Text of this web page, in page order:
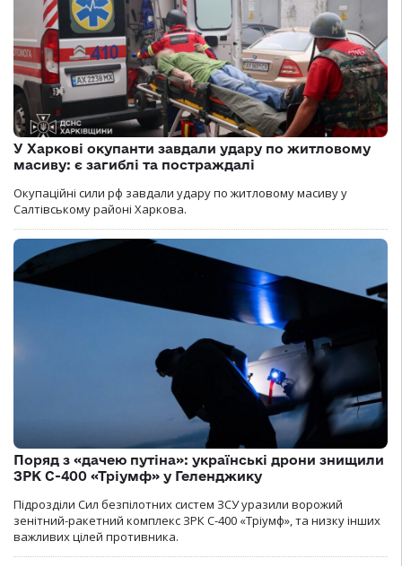
У Харкові окупанти завдали удару по житловому
масиву: є загиблі та постраждалі
Окупаційні сили рф завдали удару по житловому масиву у
Салтівському районі Харкова.
Поряд з «дачею путіна»: українські дрони знищили
ЗРК С-400 «Тріумф» у Геленджику
Підрозділи Сил безпілотних систем ЗСУ уразили ворожий
зенітний-ракетний комплекс ЗРК С-400 «Тріумф», та низку інших
важливих цілей противника.